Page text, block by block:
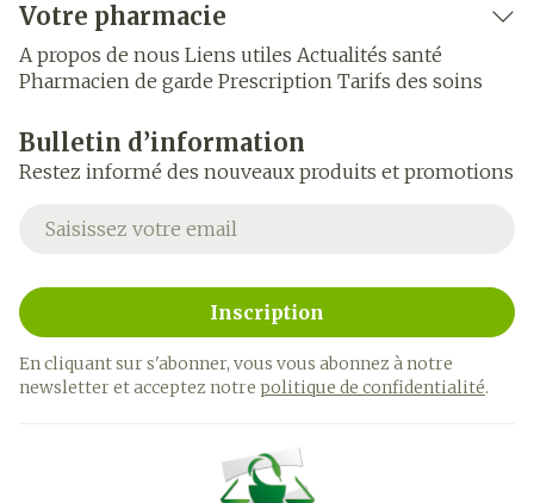
Votre pharmacie
A propos de nous Liens utiles Actualités santé
Pharmacien de garde Prescription Tarifs des soins
Bulletin d’information
Restez informé des nouveaux produits et promotions
Adresse mail
Inscription
En cliquant sur s'abonner, vous vous abonnez à notre
newsletter et acceptez notre politique de confidentialité.